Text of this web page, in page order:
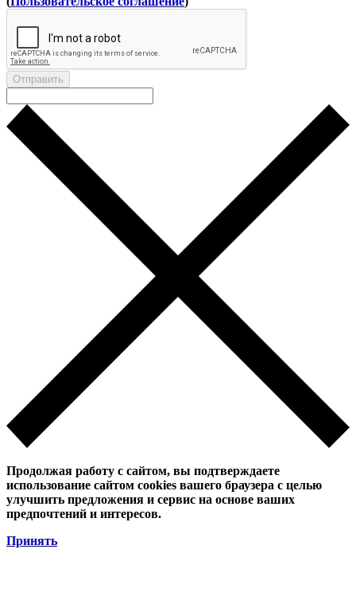
Отправить
Продолжая работу с сайтом, вы подтверждаете
использование сайтом cookies вашего браузера с целью
улучшить предложения и сервис на основе ваших
предпочтений и интересов.
Принять